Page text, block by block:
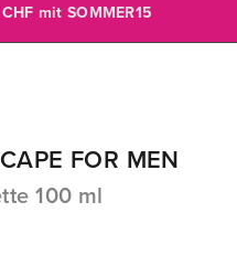
mit SOMMER15
FOR MEN
100 ml